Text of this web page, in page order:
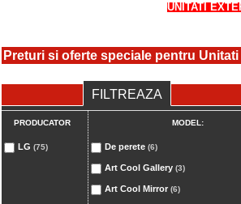
UNITATI
Preturi si oferte speciale pentru
FILTREAZA
PRODUCATOR
LG (75)
MODEL:
De perete (6)
Art Cool Gallery (3)
Art Cool Mirror (6)